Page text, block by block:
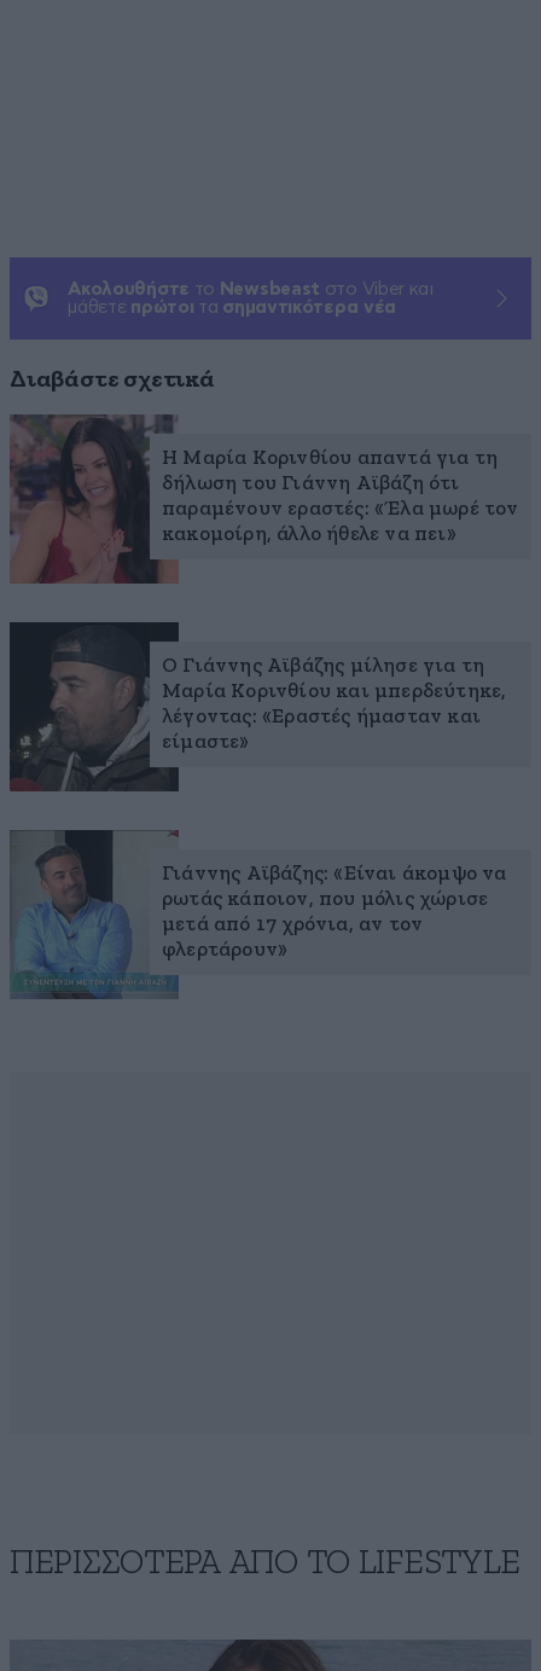
Ακολουθήστε το Newsbeast στο Viber και
μάθετε πρώτοι τα σημαντικότερα νέα
Διαβάστε σχετικά
Η Μαρία Κορινθίου απαντά για τη
δήλωση του Γιάννη Αϊβάζη ότι
παραμένουν εραστές: «Έλα μωρέ τον
κακομοίρη, άλλο ήθελε να πει»
O Γιάννης Αϊβάζης μίλησε για τη
Μαρία Κορινθίου και μπερδεύτηκε,
λέγοντας: «Εραστές ήμασταν και
είμαστε»
Γιάννης Αϊβάζης: «Είναι άκομψο να
ρωτάς κάποιον, που μόλις χώρισε
μετά από 17 χρόνια, αν τον
φλερτάρουν»
ΠΕΡΙΣΣΟΤΕΡΑ ΑΠΟ ΤΟ LIFESTYLE